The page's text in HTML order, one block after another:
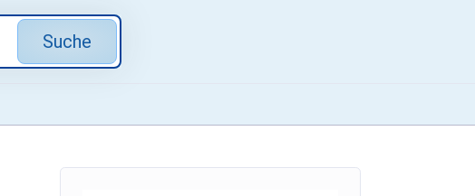
Suche